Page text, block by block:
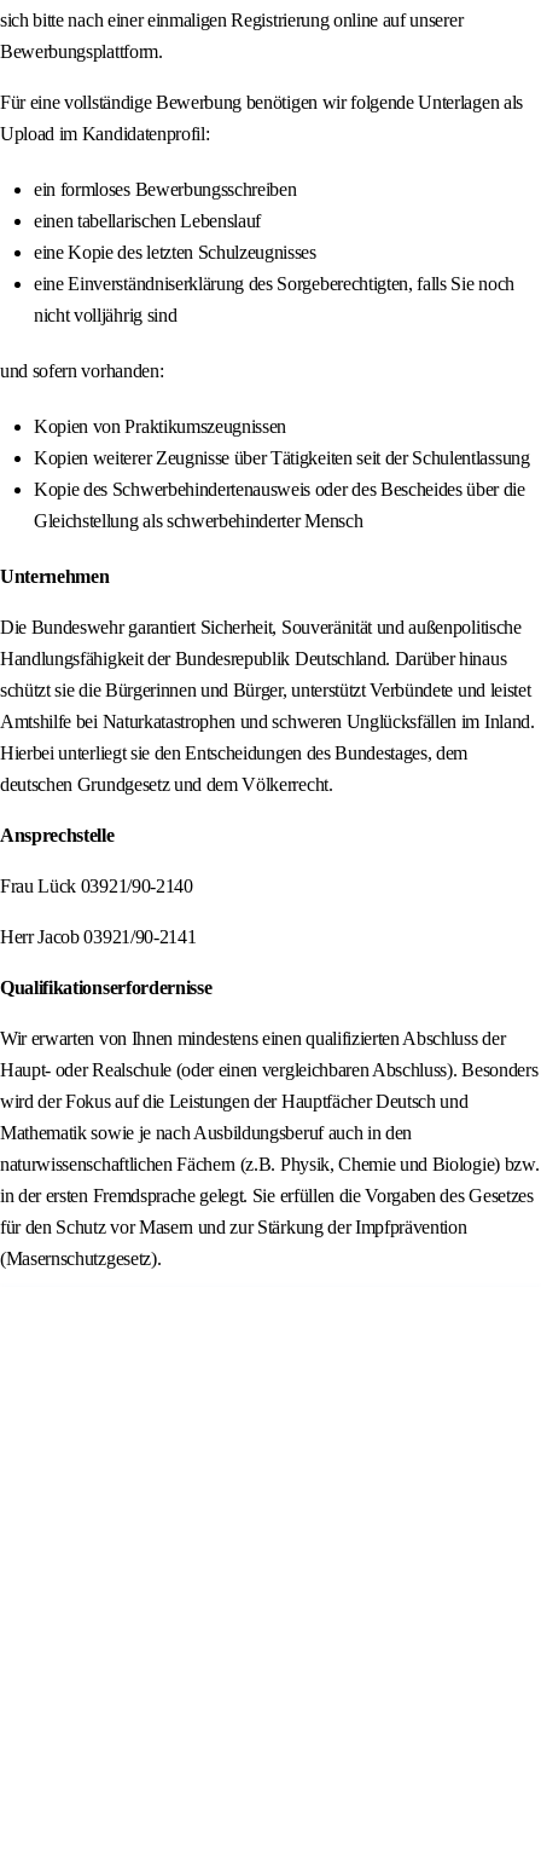
sich bitte nach einer einmaligen Registrierung online auf unserer
Bewerbungsplattform.
Für eine vollständige Bewerbung benötigen wir folgende Unterlagen als
Upload im Kandidatenprofil:
ein formloses Bewerbungsschreiben
einen tabellarischen Lebenslauf
eine Kopie des letzten Schulzeugnisses
eine Einverständniserklärung des Sorgeberechtigten, falls Sie noch
nicht volljährig sind
und sofern vorhanden:
Kopien von Praktikumszeugnissen
Kopien weiterer Zeugnisse über Tätigkeiten seit der Schulentlassung
Kopie des Schwerbehindertenausweis oder des Bescheides über die
Gleichstellung als schwerbehinderter Mensch
Unternehmen
Die Bundeswehr garantiert Sicherheit, Souveränität und außenpolitische
Handlungsfähigkeit der Bundesrepublik Deutschland. Darüber hinaus
schützt sie die Bürgerinnen und Bürger, unterstützt Verbündete und leistet
Amtshilfe bei Naturkatastrophen und schweren Unglücksfällen im Inland.
Hierbei unterliegt sie den Entscheidungen des Bundestages, dem
deutschen Grundgesetz und dem Völkerrecht.
Ansprechstelle
Frau Lück 03921/90-2140
Herr Jacob 03921/90-2141
Qualifikationserfordernisse
Wir erwarten von Ihnen mindestens einen qualifizierten Abschluss der
Haupt- oder Realschule (oder einen vergleichbaren Abschluss). Besonders
wird der Fokus auf die Leistungen der Hauptfächer Deutsch und
Mathematik sowie je nach Ausbildungsberuf auch in den
naturwissenschaftlichen Fächern (z.B. Physik, Chemie und Biologie) bzw.
in der ersten Fremdsprache gelegt. Sie erfüllen die Vorgaben des Gesetzes
für den Schutz vor Masern und zur Stärkung der Impfprävention
(Masernschutzgesetz).